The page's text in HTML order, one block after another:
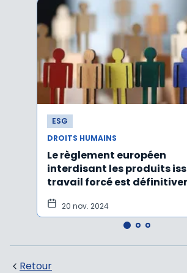
ESG
DROITS HUMAINS
Le règlement européen
interdisant les produits
travail forcé est
adopté !
20 nov. 2024
Retour